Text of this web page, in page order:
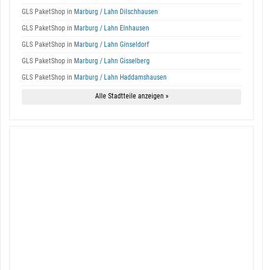
GLS PaketShop in Marburg / Lahn Dilschhausen
GLS PaketShop in Marburg / Lahn Elnhausen
GLS PaketShop in Marburg / Lahn Ginseldorf
GLS PaketShop in Marburg / Lahn Gisselberg
GLS PaketShop in Marburg / Lahn Haddamshausen
Alle Stadtteile anzeigen »